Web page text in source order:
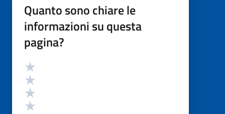
Quanto sono chiare le
informazioni su questa
pagina?
Valutazione